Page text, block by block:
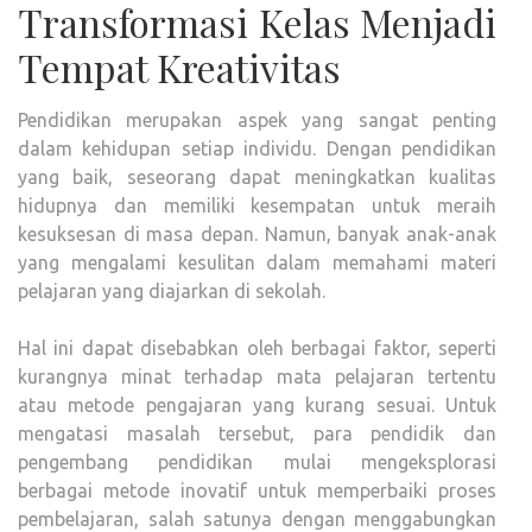
Transformasi Kelas Menjadi
Tempat Kreativitas
Pendidikan merupakan aspek yang sangat penting
dalam kehidupan setiap individu. Dengan pendidikan
yang baik, seseorang dapat meningkatkan kualitas
hidupnya dan memiliki kesempatan untuk meraih
kesuksesan di masa depan. Namun, banyak anak-anak
yang mengalami kesulitan dalam memahami materi
pelajaran yang diajarkan di sekolah.
Hal ini dapat disebabkan oleh berbagai faktor, seperti
kurangnya minat terhadap mata pelajaran tertentu
atau metode pengajaran yang kurang sesuai. Untuk
mengatasi masalah tersebut, para pendidik dan
pengembang pendidikan mulai mengeksplorasi
berbagai metode inovatif untuk memperbaiki proses
pembelajaran, salah satunya dengan menggabungkan